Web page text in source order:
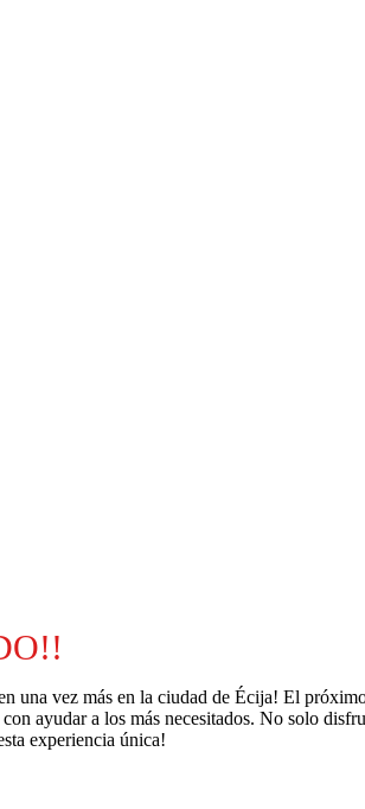
una vez más en la ciudad de Écija! El
ayudar a los más necesitados. No solo
experiencia única!